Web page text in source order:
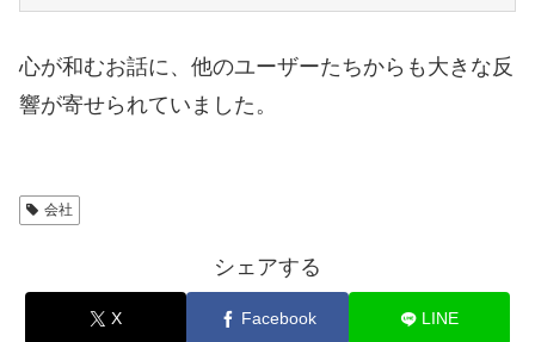
心が和むお話に、他のユーザーたちからも大きな反
響が寄せられていました。
会社
シェアする
X Facebook LINE